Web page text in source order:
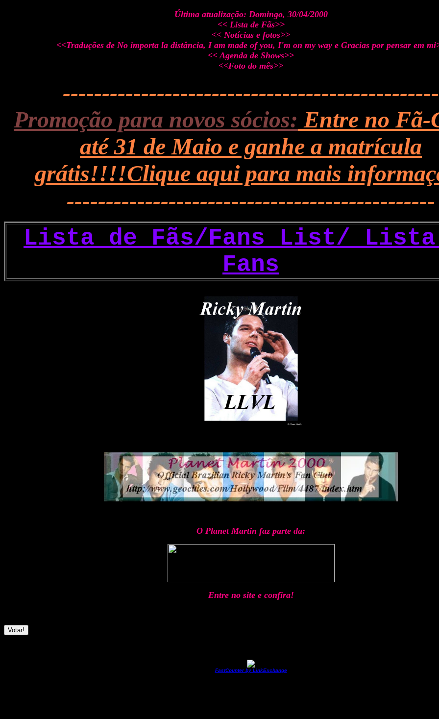
Última atualização: Domingo, 30/04/2000
<< Lista de Fãs>>
<< Notícias e fotos>>
<<Traduções de No importa la distância, I am made of you, I'm on my way e Gracias por pensar em
<< Agenda de Shows>>
<<Foto do mês>>
------------------------------------------------
Promoção para novos sócios: Entre no Fã-
até 31 de Maio e ganhe a matrícula
grátis!!!!Clique aqui para mais
-----------------------------------------------
Lista de Fãs/Fans List/ Lista
Fans
O Planet Martin faz parte da:
Entre no site e confira!
FastCounter by LinkExchange